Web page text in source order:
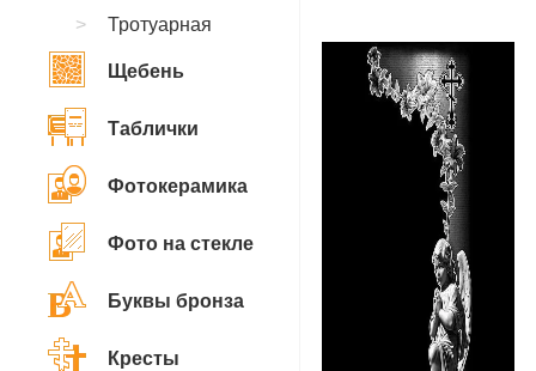
Тротуарная
Щебень
Таблички
Фотокерамика
Фото на стекле
Буквы бронза
Кресты